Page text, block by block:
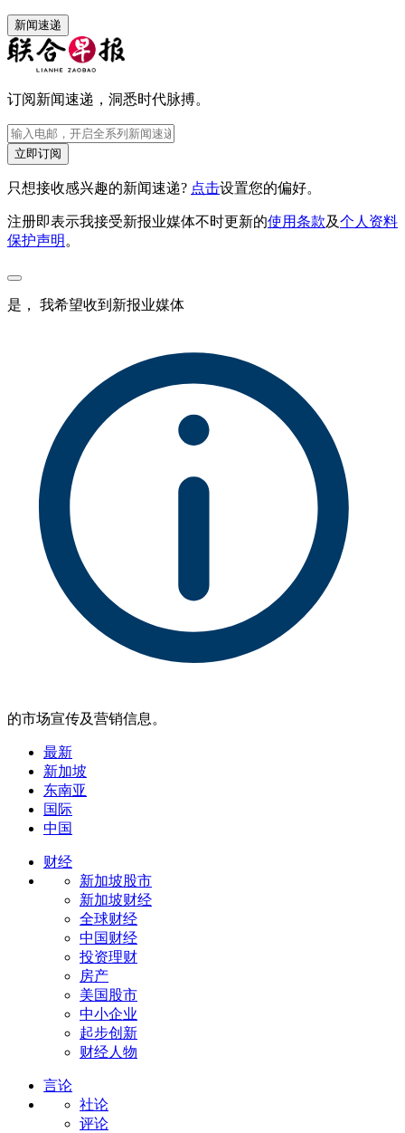
新闻速递
订阅新闻速递，洞悉时代脉搏。
立即订阅
只想接收感兴趣的新闻速递? 点击设置您的偏好。
注册即表示我接受新报业媒体不时更新的使用条款及个人资料
保护声明。
是， 我希望收到新报业媒体
的市场宣传及营销信息。
最新
新加坡
东南亚
国际
中国
财经
新加坡股市
新加坡财经
全球财经
中国财经
投资理财
房产
美国股市
中小企业
起步创新
财经人物
言论
社论
评论